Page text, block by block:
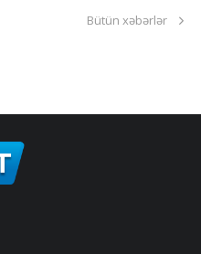
Bütün xəbərlər